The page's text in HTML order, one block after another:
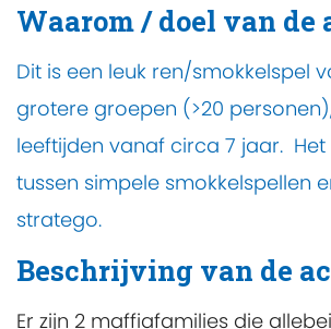
Waarom / doel van
Dit is een leuk ren/smokkelspel
grotere groepen (>20
leeftijden vanaf circa 7 jaar. Het
tussen simpele smokkelspellen
stratego.
Beschrijving van de
Er zijn 2 maffiafamilies die